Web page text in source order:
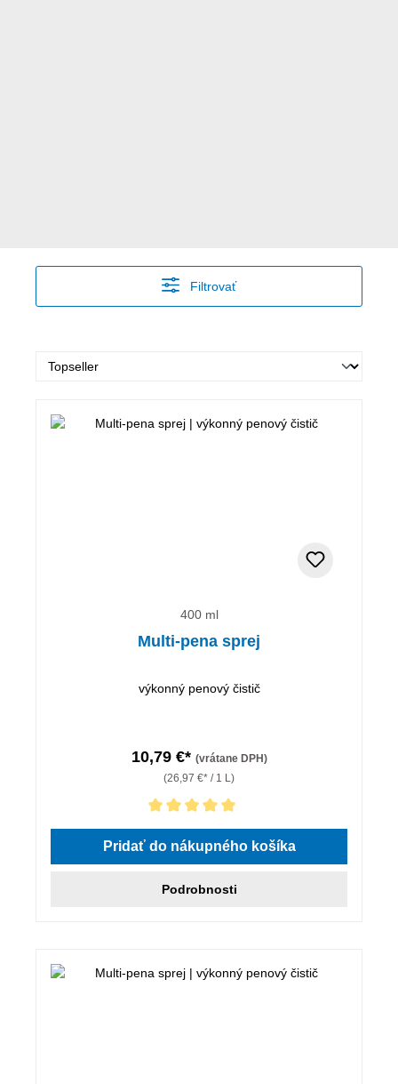
Filtrovať
400 ml
Multi-pena sprej
výkonný penový čistič
10,79 €* (vrátane DPH)
(26,97 €* / 1 L)
Priemerné hodnotenie 5 z 5 hviezdičiek
Pridať do nákupného košíka
Podrobnosti